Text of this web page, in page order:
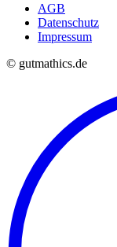
AGB
Datenschutz
Impressum
© gutmathics.de